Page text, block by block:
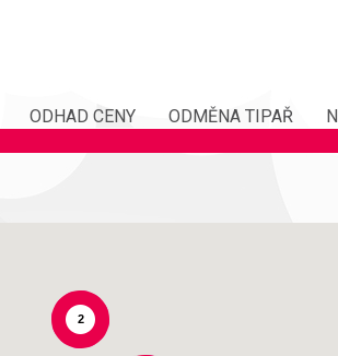
ODHAD CENY ODMĚNA TIPAŘ
2